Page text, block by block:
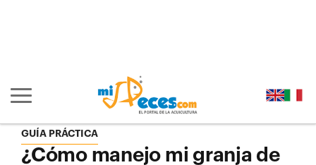
Mostrar/ocultar navegación principal
GUÍA PRÁCTICA
¿Cómo manejo mi granja de